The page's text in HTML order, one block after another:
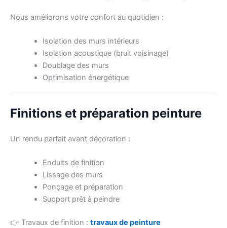
Nous améliorons votre confort au quotidien :
Isolation des murs intérieurs
Isolation acoustique (bruit voisinage)
Doublage des murs
Optimisation énergétique
Finitions et préparation peinture
Un rendu parfait avant décoration :
Enduits de finition
Lissage des murs
Ponçage et préparation
Support prêt à peindre
👉 Travaux de finition : travaux de peinture